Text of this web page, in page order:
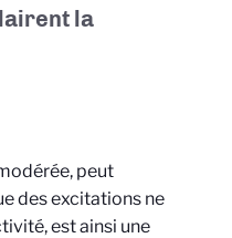
la
peut
des excitations ne
est ainsi une